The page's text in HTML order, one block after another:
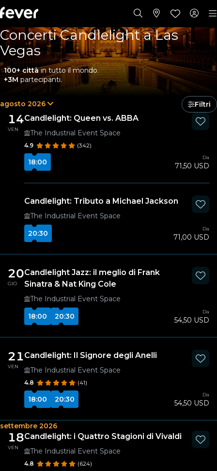
Concerti Candlelight a Las
Vegas
100+ cittàin tutto il mondo.
+3M partecipanti.
agosto 2026 Filtri
14
VEN
Candlelight: Queen vs. ABBA
The Industrial Event Space
4.9 (342)
18:00
Da
71,50 USD
Candlelight: Tributo a Michael Jackson
The Industrial Event Space
20:30
Da
71,00 USD
20
GIO
Candlelight Jazz: il meglio di Frank
Sinatra & Nat King Cole
The Industrial Event Space
18:00
20:30
Da
54,50 USD
21
VEN
Candlelight: Il Signore degli Anelli
The Industrial Event Space
4.8 (41)
18:00 20:30
Da
54,50 USD
settembre 2026
18
VEN
Candlelight: i Quattro Stagioni di Vivaldi
The Industrial Event Space
4.8 (624)